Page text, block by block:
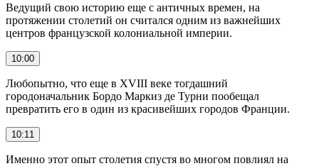
Ведущий свою историю еще с античных времен, на
протяжении столетий он считался одним из важнейших
центров французской колониальной империи.
10:00
Любопытно, что еще в XVIII веке тогдашний
городоначальник Бордо Маркиз де Турни пообещал
превратить его в один из красивейших городов Франции.
10:11
Именно этот опыт столетия спустя во многом повлиял на